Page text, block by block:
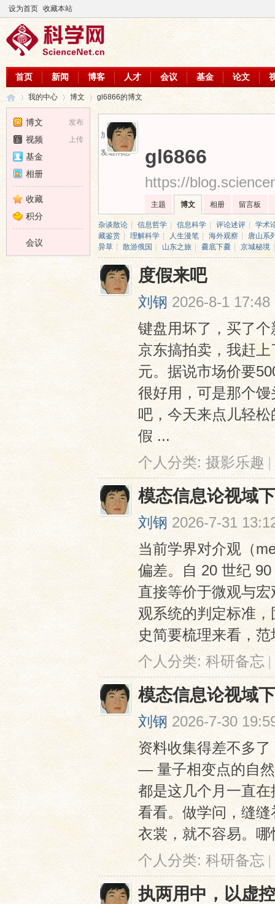
设为首页 收藏本站
首页 新闻 博客 人才 会议 基金 论文
›
我的中心 博文 gl6866的博文
加为好友
发送消息
gl6866
https://
主题 博文 相册 留言板
杂谈散论 信息哲学 信息科学 评论述评
学术
藏鉴赏 | 理解科学 人生漫笔 海外观察
唐山系
异草
散游俄国 山东之旅 爨底下爨 京城秘境
度假来吧
刘钢 2026-8-1 17:48
键盘用坏了，买了
京东搞拍卖，我赶
元。据说市场价要
很好用，可是那个
吧，今天来点儿轻
假 ...
个人分类: 摄影乐趣 |
模态信息论视域
刘钢 2026-7-31
当前学界对介观（
偏差。自 20 世纪
直接等价于微观与
观系统的判定标准
史简要梳理来看，
个人分类:科研备忘 |
模态信息论视域
刘钢 2026-7-30
资料收集得差不多
— 量子相变点的自
都是这几个月一直
看看。做学问，缝
衣裳，就不容易。哪
个人分类: 科研备忘 |
执两用中，以虚
发布
博文
上传
视频
基金
相册
收藏
积分
会议